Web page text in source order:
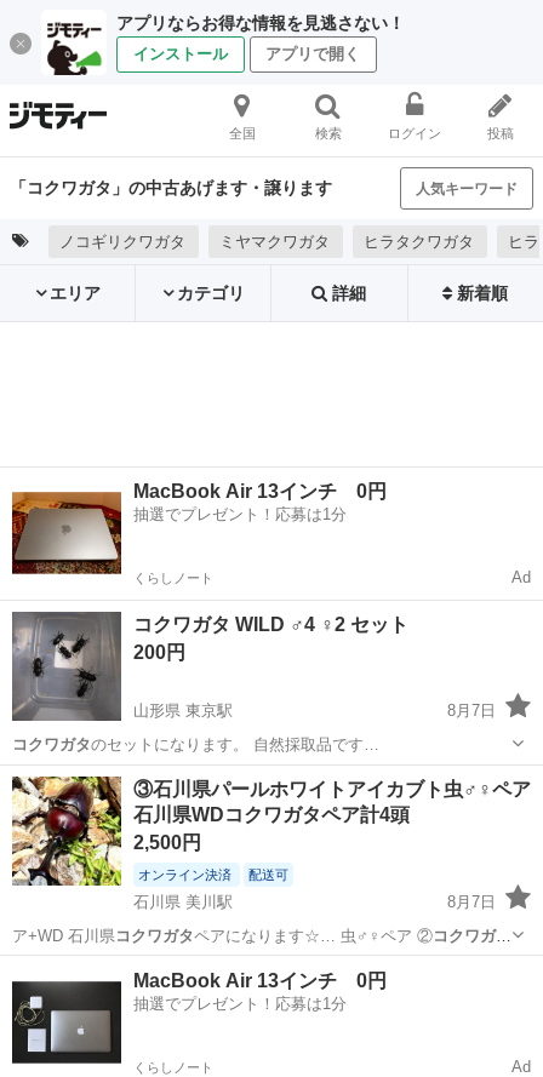
アプリならお得な情報を見逃さない！
インストール アプリで開く
全国 検索 ログイン 投稿
「コクワガタ」の中古あげます・譲ります 人気キーワード
ノコギリクワガタ ミヤマクワガタ ヒラタクワガタ ヒ
エリア カテゴリ 詳細 新着順
MacBook Air 13インチ 0円
抽選でプレゼント！応募は1分
くらしノート Ad
コクワガタ WILD ♂4 ♀2 セット
200円
山形県 東京駅
8月7日
コクワガタのセットになります。 自然採取品です…
山形 天童市 東京駅
③石川県パールホワイトアイカブト虫♂♀ペア
石川県WDコクワガタペア計4頭
2,500円
オンライン決済 配送可
石川県 美川駅
8月7日
ア+WD 石川県 コクワガタ ペアになります☆… 虫♂♀ペア ②コクワガタ
♂♀ペア 計4…
コクワガタ
MacBook Air 13インチ 0円
抽選でプレゼント！応募は1分
くらしノート Ad